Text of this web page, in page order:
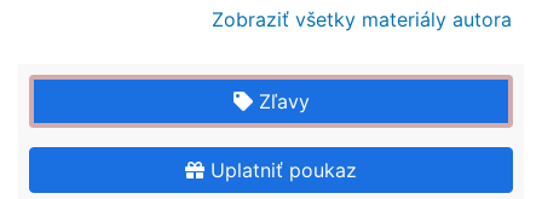
Zobraziť všetky materiály autora
Zľavy
Uplatniť poukaz